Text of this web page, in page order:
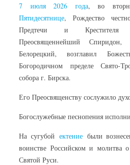
7 июля 2026 года, во
Пятидесятнице, Рождество
Предтечи и Крестителя
Преосвященнейший Спиридон,
Белорецкий, возглавил
Богородичном пределе Свято-
собора г. Бирска.
Его Преосвященству сослужило
Богослужебные песнопения
На сугубой ектениебыли
воинстве Российском и молитва
Святой Руси.